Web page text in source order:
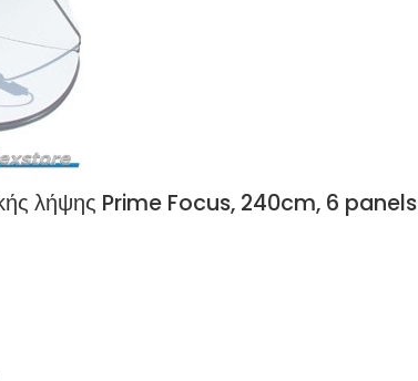
λήψης Prime Focus, 240cm, 6 panels